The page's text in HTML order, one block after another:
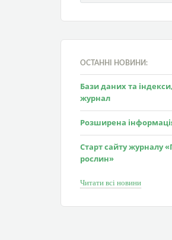
ОСТАННІ НОВИНИ:
Бази даних та
журнал
Розширена
Старт сайту журналу
рослин»
Читати всі новини